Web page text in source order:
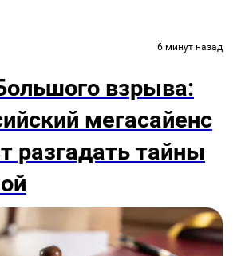
6 минут назад
взрыва:
мегасайенс
разгадать тайны